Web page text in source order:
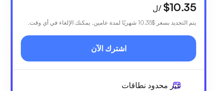
$10.35 /ل
يتم التجديد بسعر $10.35 شهريًا لمدة عامين. يمكنك الإلغاء في أي وقت.
اشترك الآن
غير محدود نطاقات